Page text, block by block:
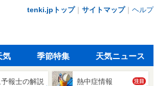
tenki.jpトップ｜ サイトマップ｜ ヘルプ
気 季節特集 天気ニュース
報士の解説 熱中症情報 注目